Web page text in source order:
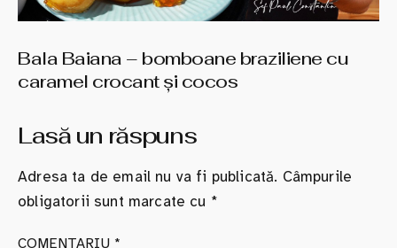
Bala Baiana – bomboane braziliene cu
caramel crocant şi cocos
Lasă un răspuns
Adresa ta de email nu va fi publicată. Câmpurile
obligatorii sunt marcate cu *
COMENTARIU *